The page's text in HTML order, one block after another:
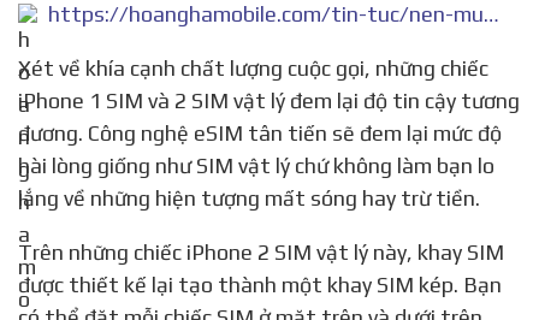
nào?
https://hoanghamobile.com/tin-tuc/nen-mua-iphone-1-sim-hay-2-sim-vat-li
Xét về khía cạnh chất lượng cuộc gọi, những chiếc
iPhone 1 SIM và 2 SIM vật lý đem lại độ tin cậy tương
đương. Công nghệ eSIM tân tiến sẽ đem lại mức độ
hài lòng giống như SIM vật lý chứ không làm bạn lo
lắng về những hiện tượng mất sóng hay trừ tiền.